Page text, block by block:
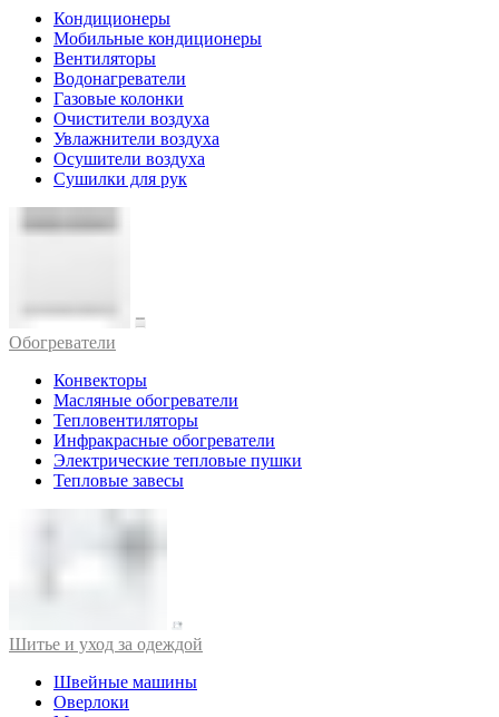
Кондиционеры
Мобильные кондиционеры
Вентиляторы
Водонагреватели
Газовые колонки
Очистители воздуха
Увлажнители воздуха
Осушители воздуха
Сушилки для рук
Обогреватели
Конвекторы
Масляные обогреватели
Тепловентиляторы
Инфракрасные обогреватели
Электрические тепловые пушки
Тепловые завесы
Шитье и уход за одеждой
Швейные машины
Оверлоки